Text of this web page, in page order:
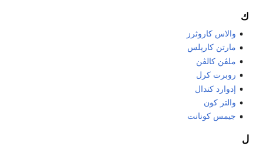
ك
والاس كاروثرز
مارتن كارپلس
ملڤن كالڤن
روبرت كرل
إدوارد كندال
والتر كون
جيمس كونانت
ل